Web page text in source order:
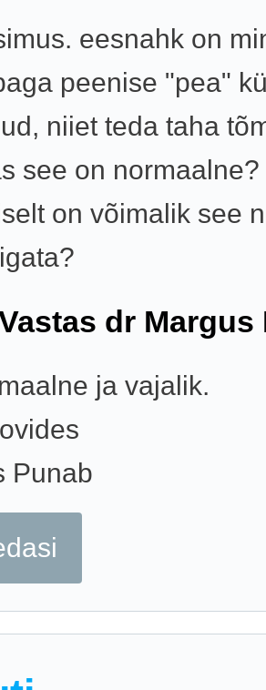
eesnahk on
peenise "pea"
niiet teda taha
see on normaalne?
on võimalik see
dr Margus
ja vajalik.
Punab